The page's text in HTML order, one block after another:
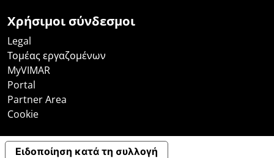
Χρήσιμοι σύνδεσμοι
Legal
Τομέας εργαζομένων
MyVIMAR
Portal
Partner Area
Cookie
Ειδοποίηση κατά τη συλλογή